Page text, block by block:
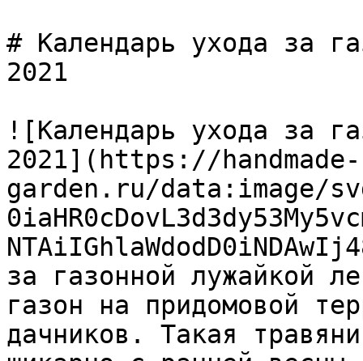
# Календарь ухода за
2021
![Календарь ухода за
2021](https://handmade-
garden.ru/data:image/
за газонной лужайкой
газон на придомовой
дачников. Такая